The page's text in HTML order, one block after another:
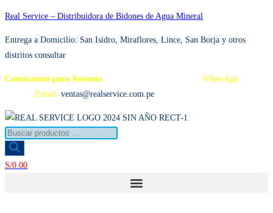
Ir
contenido
Real Service – Distribuidora de Bidones de Agua Mineral
Entrega a Domicilio: San Isidro, Miraflores, Lince, San Borja y otros
distritos consultar
Contáctenos para Asesoría WhatsApp:
Email: ventas@realservice.com.pe
Búsqueda
de
productos
S/0.00